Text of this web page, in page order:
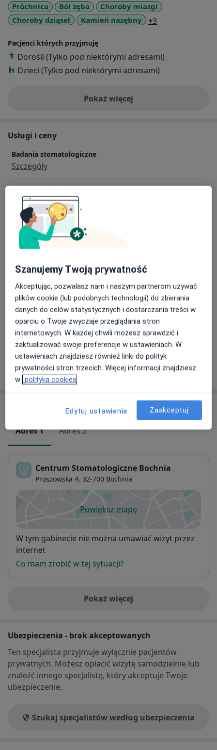
Próchnica Ból zęba
Choroby miazgi
Choroby dziąseł
Kamień nazębny +3
Pacjenci których przyjmuję
Dorośli (Tylko pod niektórymi adresami)
Dzieci (Tylko pod niektórymi adresami)
Pokaż więcejo doświadczeniu
Usługi i ceny
Badania stomatologiczne
Szczegóły
Od 300 zł Szczegóły
Leczenie próchnicy
Od 100 zł Szczegóły
Piaskowanie
Usuwanie kamienia nazębnego
Od 100 zł Szczegóły
+ 1 usługa
W jaki sposób ustalane są ceny?
Adres 1 Adres 2
Centrum Stomatologiczne Bochnia
Proszowska 4, 32-700 Bochnia
Powiększ mapęotwiera się w nowej karcie
Dostępność
W tym gabinecie nie można umawiać wizyt przez
internet
Co mam zrobić w tej sytuacji?
Pokaż więcej
o adresie
Ubezpieczenia - brak akceptowanych
Ten specjalista przyjmuje wyłącznie pacjentów
prywatnych. Możesz opłacić wizytę samodzielnie lub
znaleźć innego specjalistę, który akceptuje Twoje
ubezpieczenie.
Szukaj specjalistów według ubezpieczenia
Szanujemy Twoją prywatność
Akceptując, pozwalasz nam i naszym partnerom używać
plików cookie (lub podobnych technologii) do zbierania
danych do celów statystycznych i dostarczania treści w
oparciu o Twoje zwyczaje przeglądania stron
internetowych. W każdej chwili możesz sprawdzić i
zaktualizować swoje preferencje w ustawieniach. W
ustawieniach znajdziesz również linki do polityk
prywatności stron trzecich. Więcej informacji znajdziesz
w polityka cookies
Edytuj ustawienia Zaakceptuj